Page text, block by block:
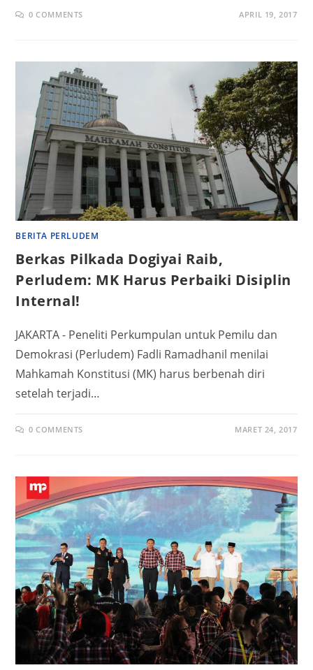
0 COMMENTS APRIL 19, 2017
BERITA PERLUDEM
Berkas Pilkada Dogiyai Raib,
Perludem: MK Harus Perbaiki Disiplin
Internal!
JAKARTA - Peneliti Perkumpulan untuk Pemilu dan
Demokrasi (Perludem) Fadli Ramadhanil menilai
Mahkamah Konstitusi (MK) harus berbenah diri
setelah terjadi…
0 COMMENTS MARET 24, 2017